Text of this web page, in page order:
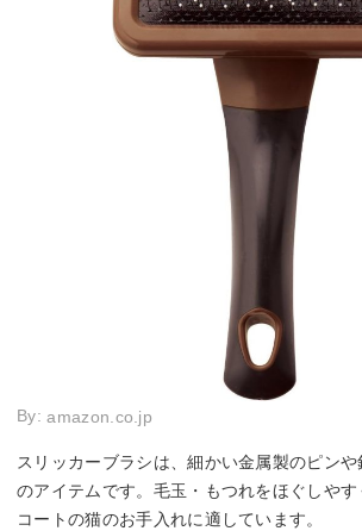
By:amazon.co.jp
スリッカーブラシは、細かい金属製のピン
のアイテムです。毛玉・もつれをほぐしや
コートの猫のお手入れに適しています。